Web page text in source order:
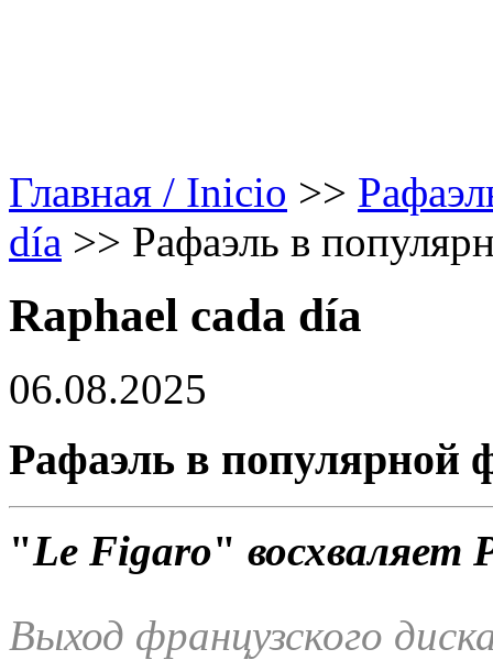
Главная / Inicio >>
día >> Рафаэль в
Raphael cada día
06.08.2025
Рафаэль в популярной
"Le Figaro" восхваляет
Выход французского